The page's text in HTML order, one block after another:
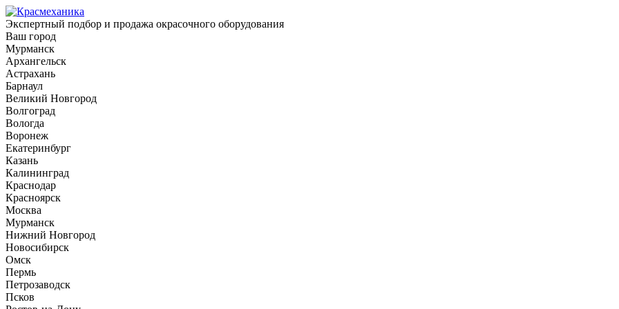
Экспертный подбор и продажа окрасочного оборудования
Ваш город
Мурманск
Архангельск
Астрахань
Барнаул
Великий Новгород
Волгоград
Вологда
Воронеж
Екатеринбург
Казань
Калининград
Краснодар
Красноярск
Москва
Мурманск
Нижний Новгород
Новосибирск
Омск
Пермь
Петрозаводск
Псков